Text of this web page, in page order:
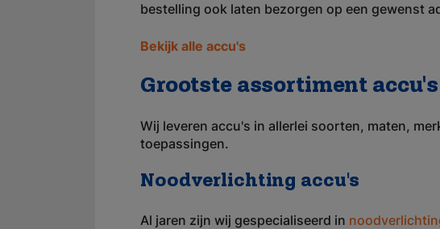
bestelling ook laten bezorgen op een gewenst
Bekijk alle accu's
Grootste assortiment
Wij leveren accu's in allerlei soorten, maten,
toepassingen.
Noodverlichting accu's
Al jaren zijn wij gespecialiseerd in